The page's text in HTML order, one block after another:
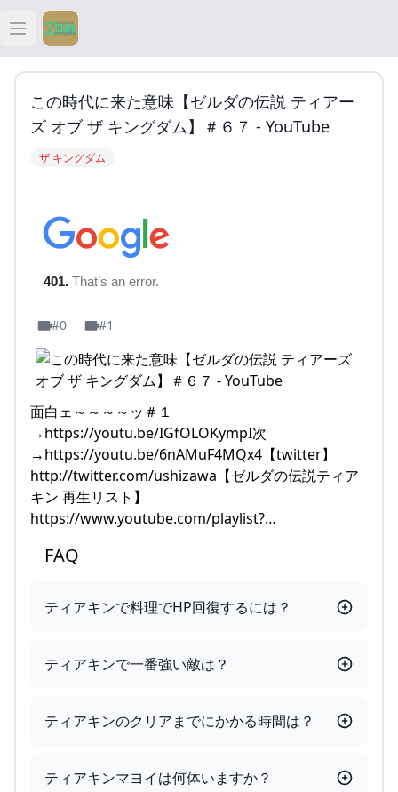
Open main menu
ティアキン
ティアキン 祠
この時代に来た意味【ゼルダの伝説 ティアー
ズ オブ ザ キングダム】＃６７ - YouTube
ザ キングダム
#0 #1
面白ェ～～～～ッ＃１
→https://youtu.be/IGfOLOKympI次
→https://youtu.be/6nAMuF4MQx4【twitter】
http://twitter.com/ushizawa【ゼルダの伝説ティア
キン 再生リスト】
https://www.youtube.com/playlist?…
FAQ
ティアキンで料理でHP回復するには？
ティアキンで一番強い敵は？
ティアキンのクリアまでにかかる時間は？
ティアキンマヨイは何体いますか？